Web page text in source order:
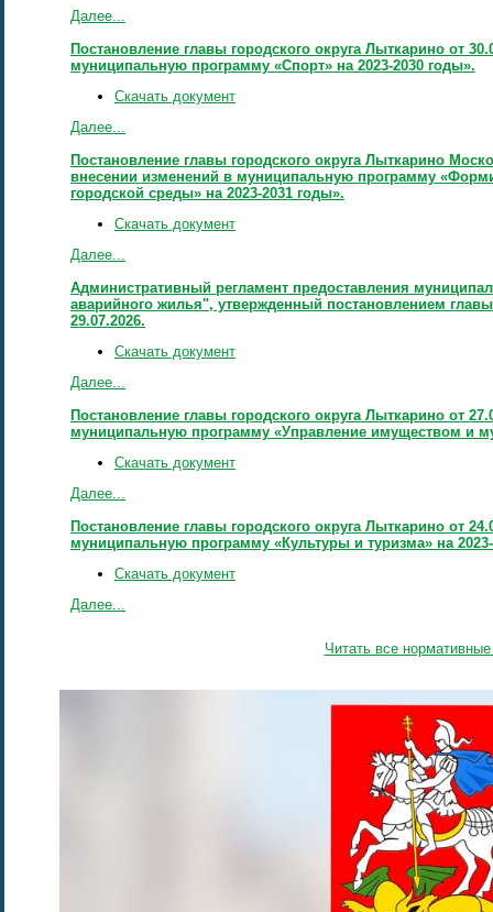
Далее...
Постановление главы городского округа Лыткарино от
муниципальную программу «Спорт» на 2023-2030 годы».
Скачать документ
Далее...
Постановление главы городского округа Лыткарино
внесении изменений в муниципальную программу
городской среды» на 2023-2031 годы».
Скачать документ
Далее...
Административный регламент предоставления
аварийного жилья", утвержденный постановлением
29.07.2026.
Скачать документ
Далее...
Постановление главы городского округа Лыткарино от
муниципальную программу «Управление имуществом и
Скачать документ
Далее...
Постановление главы городского округа Лыткарино от
муниципальную программу «Культуры и туризма» на
Скачать документ
Далее...
Читать все